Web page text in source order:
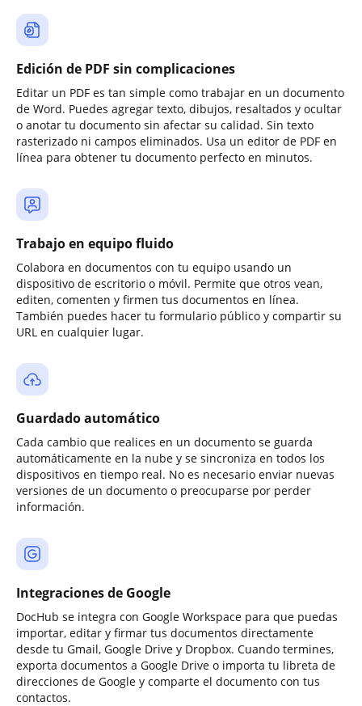
Edición de PDF sin complicaciones
Editar un PDF es tan simple como trabajar en un documento
de Word. Puedes agregar texto, dibujos, resaltados y ocultar
o anotar tu documento sin afectar su calidad. Sin texto
rasterizado ni campos eliminados. Usa un editor de PDF en
línea para obtener tu documento perfecto en minutos.
Trabajo en equipo fluido
Colabora en documentos con tu equipo usando un
dispositivo de escritorio o móvil. Permite que otros vean,
editen, comenten y firmen tus documentos en línea.
También puedes hacer tu formulario público y compartir su
URL en cualquier lugar.
Guardado automático
Cada cambio que realices en un documento se guarda
automáticamente en la nube y se sincroniza en todos los
dispositivos en tiempo real. No es necesario enviar nuevas
versiones de un documento o preocuparse por perder
información.
Integraciones de Google
DocHub se integra con Google Workspace para que puedas
importar, editar y firmar tus documentos directamente
desde tu Gmail, Google Drive y Dropbox. Cuando termines,
exporta documentos a Google Drive o importa tu libreta de
direcciones de Google y comparte el documento con tus
contactos.